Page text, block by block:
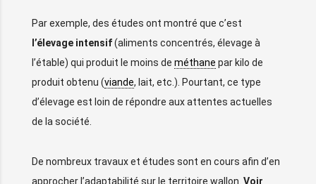
Par exemple, des études ont montré que c’est
l’élevage intensif(aliments concentrés, élevage à
l’étable) qui produit le moins de méthane par kilo de
produit obtenu (viande, lait, etc.). Pourtant, ce type
d’élevage est loin de répondre aux attentes actuelles
de la société.
De nombreux travaux et études sont en cours afin d’en
approcher l’adaptabilité sur le territoire wallon. Voir